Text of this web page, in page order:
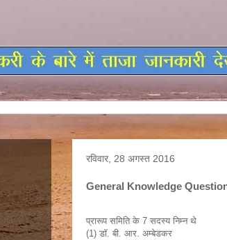
रविवार, 28 अगस्त 2016
General Knowledge
प्रारूप समिति के 7 सदस्य निम्न थे
(1) डाॅ. बी. आर. अम्बेडकर